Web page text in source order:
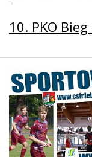
10. PKO